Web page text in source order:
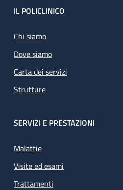
Footer
IL POLICLINICO
Chi siamo
Dove siamo
Carta dei servizi
Strutture
SERVIZI E PRESTAZIONI
Malattie
Visite ed esami
Trattamenti